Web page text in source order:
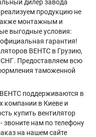
дилер завода
продукцию не
монтажным и
выгодные условия:
гарантия!
ВЕНТС в Грузию,
Предоставляем всю
таможенной
поддерживаются в
компании в Киеве и
купить вентилятор
звоните нам по телефону
на нашем сайте